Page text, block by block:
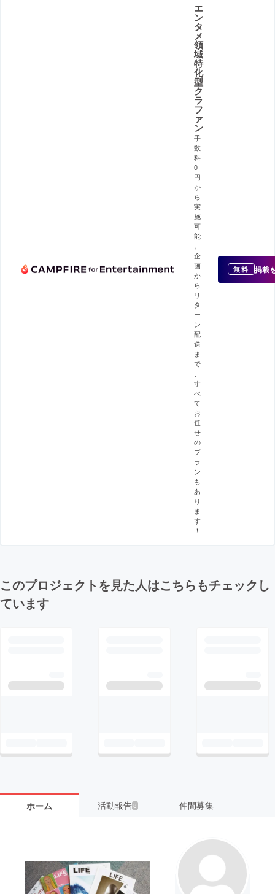
エ
ン
タ
メ
領
域
特
化
型
ク
ラ
フ
ァ
ン
手
数
料
0
円
か
ら
実
施
可
能
企
画
か
ら
リ
タ
ー
ン
配
送
ま
で
す
べ
て
お
任
せ
の
プ
ラ
ン
も
あ
り
ま
す
！
無料 掲載
このプロジェクトを見た人はこちらもチェックし
ています
ホーム 活動報告8 仲間募集